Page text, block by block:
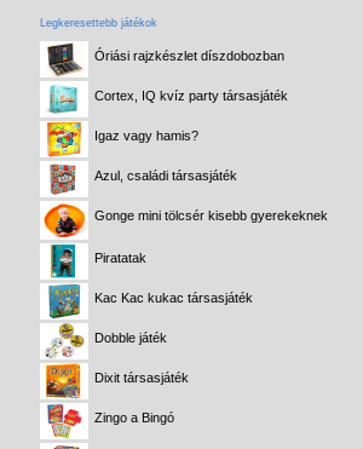
Legkeresettebb játékok
Óriási rajzkészlet díszdobozban
Cortex, IQ kvíz party társasjáték
Igaz vagy hamis?
Azul, családi társasjáték
Gonge mini tölcsér kisebb gyerekeknek
Piratatak
Kac Kac kukac társasjáték
Dobble játék
Dixit társasjáték
Zingo a Bingó